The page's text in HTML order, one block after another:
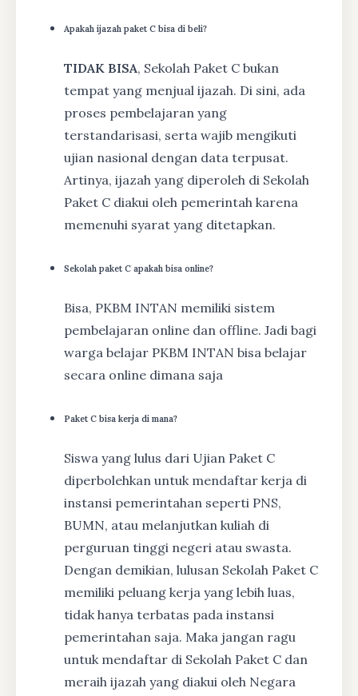
Apakah ijazah paket C bisa di beli?
TIDAK BISA, Sekolah Paket C bukan
tempat yang menjual ijazah. Di sini, ada
proses pembelajaran yang
terstandarisasi, serta wajib mengikuti
ujian nasional dengan data terpusat.
Artinya, ijazah yang diperoleh di Sekolah
Paket C diakui oleh pemerintah karena
memenuhi syarat yang ditetapkan.
Sekolah paket C apakah bisa online?
Bisa, PKBM INTAN memiliki sistem
pembelajaran online dan offline. Jadi bagi
warga belajar PKBM INTAN bisa belajar
secara online dimana saja
Paket C bisa kerja di mana?
Siswa yang lulus dari Ujian Paket C
diperbolehkan untuk mendaftar kerja di
instansi pemerintahan seperti PNS,
BUMN, atau melanjutkan kuliah di
perguruan tinggi negeri atau swasta.
Dengan demikian, lulusan Sekolah Paket C
memiliki peluang kerja yang lebih luas,
tidak hanya terbatas pada instansi
pemerintahan saja. Maka jangan ragu
untuk mendaftar di Sekolah Paket C dan
meraih ijazah yang diakui oleh Negara